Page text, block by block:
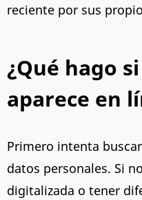
reciente por sus
¿Qué hago
aparece en
Primero intenta
datos personales. Si
digitalizada o tener